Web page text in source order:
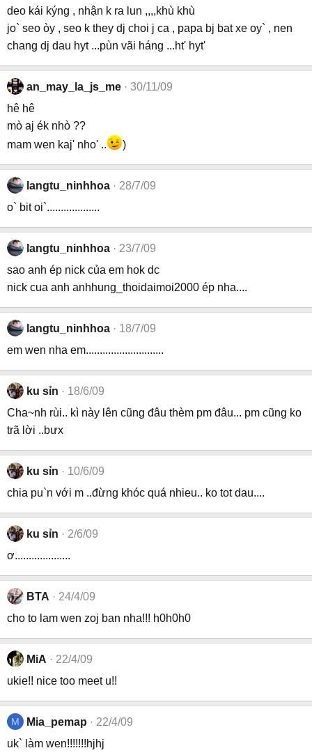
deo kái kýng , nhận k ra lun ,,,,khù khù
jo` seo òy , seo k they dj choi j ca , papa bj bat xe oy` , nen
chang dj dau hyt ...pùn vãi háng ...ht' hyt'
an_may_la_js_me
30/11/09
hê hê
mò aj ék nhò ??
mam wen kaj' nho' ..
)
langtu_ninhhoa
28/7/09
o` bit oi`...................
langtu_ninhhoa
23/7/09
sao anh ép nick của em hok dc
nick cua anh anhhung_thoidaimoi2000 ép nha....
langtu_ninhhoa
18/7/09
em wen nha em............................
ku sỉn
18/6/09
Cha~nh rùi.. kì này lên cũng đâu thèm pm đâu... pm cũng ko
trã lời ..bưx
ku sỉn
10/6/09
chia pu`n với m ..đừng khóc quá nhieu.. ko tot dau....
ku sỉn
2/6/09
ơ....................
BTA
24/4/09
cho to lam wen zoj ban nha!!! h0h0h0
MiA
22/4/09
ukie!! nice too meet u!!
M Mia_pemap
22/4/09
uk` làm wen!!!!!!!hjhj